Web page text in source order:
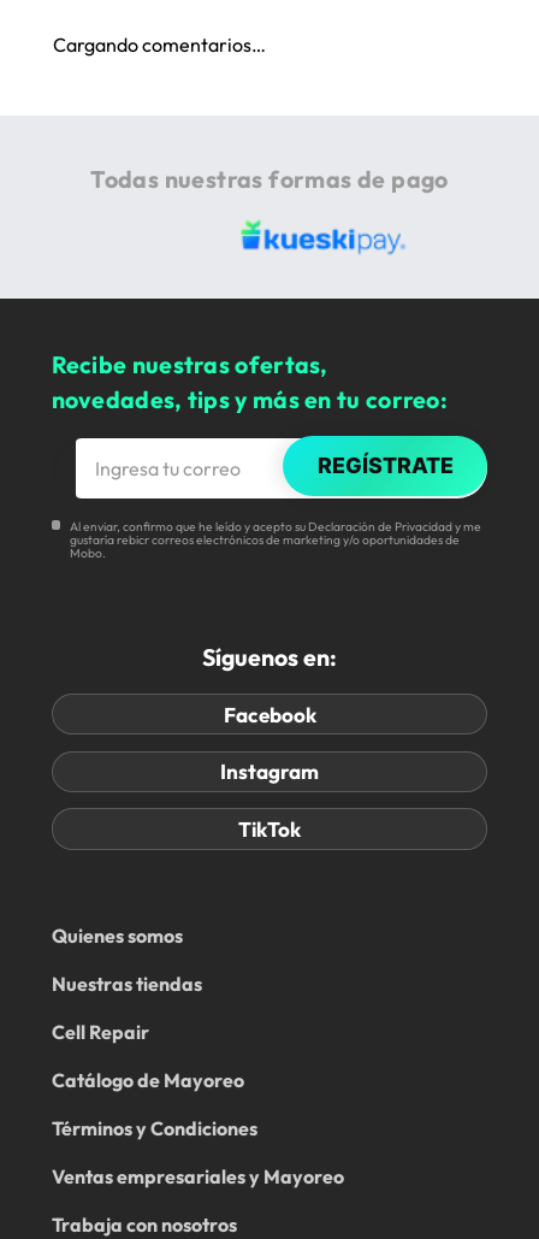
Cargando comentarios…
Todas nuestras formas de pago
Recibe nuestras ofertas,
novedades, tips y más en tu correo:
REGÍSTRATE
Al enviar, confirmo que he leído y acepto su Declaración de Privacidad y me
gustaría rebicr correos electrónicos de marketing y/o oportunidades de
Mobo.
Síguenos en:
Facebook
Instagram
TikTok
Quienes somos
Nuestras tiendas
Cell Repair
Catálogo de Mayoreo
Términos y Condiciones
Ventas empresariales y Mayoreo
Trabaja con nosotros